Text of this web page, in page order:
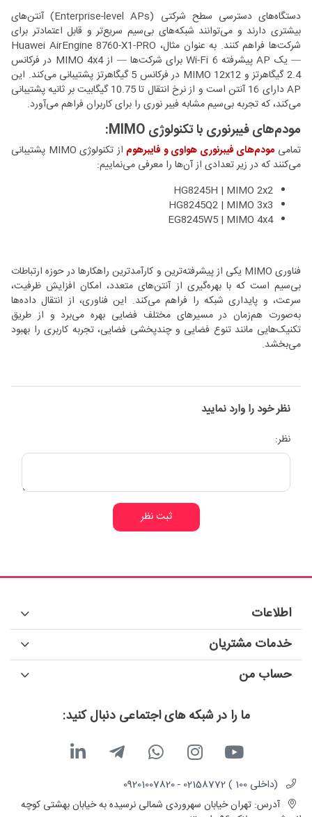
دستگاه‌های دسترسی سطح شرکتی (Enterprise-level APs) آنتن‌های
بیشتری دارند و می‌توانند شبکه‌های بی‌سیم سریع‌تر و قابل اعتمادتر برای
شرکت‌ها فراهم کنند. به عنوان مثال، Huawei AirEngine 8760-X1-PRO
— یک AP پیشرفته Wi-Fi 6 برای شرکت‌ها — از MIMO 4x4 در فرکانس
2.4 گیگاهرتز و MIMO 12x12 در فرکانس 5 گیگاهرتز پشتیبانی می‌کند. این
AP دارای 16 آنتن است و از نرخ انتقال تا 10.75 گیگابیت بر ثانیه پشتیبانی
می‌کند، که تجربه بی‌سیم مشابه فیبر نوری را برای کاربران فراهم می‌آورد.
مودم‌های فیبرنوری با تکنولوژی MIMO:
تمامی مودم‌های فیبرنوری هواوی و فایبرهوم
از تکنولوژی MIMO پشتیبانی
می‌کنند که در زیر تعدادی از آن‌ها را معرفی می‌نماییم:
HG8245H | MIMO 2x2
HG8245Q2 | MIMO 3x3
EG8245W5 | MIMO 4x4
فناوری MIMO یکی از پیشرفته‌ترین و کارآمدترین راهکارها در حوزه ارتباطات
بی‌سیم است که با بهره‌گیری از آنتن‌های متعدد، امکان افزایش ظرفیت،
سرعت، و پایداری شبکه را فراهم می‌کند. این فناوری، از انتقال داده‌ها
به‌صورت هم‌زمان در مسیرهای مختلف فضایی بهره می‌برد و از طریق
تکنیک‌هایی مانند تنوع فضایی و چندپخشی فضایی، تجربه کاربری را بهبود
می‌بخشد.
نظر خود را وارد نمایید
نظر:
ثبت نظر
ما را در شبکه های اجتماعی دنبال کنید:
(داخلی 100 ) 02158772 - 09201007820
آدرس: تهران خیابان سهروردی شمالی نرسیده به خیابان بهشتی کوچه
اطلاعات
خدمات مشتریان
حساب من